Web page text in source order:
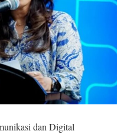
dan Digital